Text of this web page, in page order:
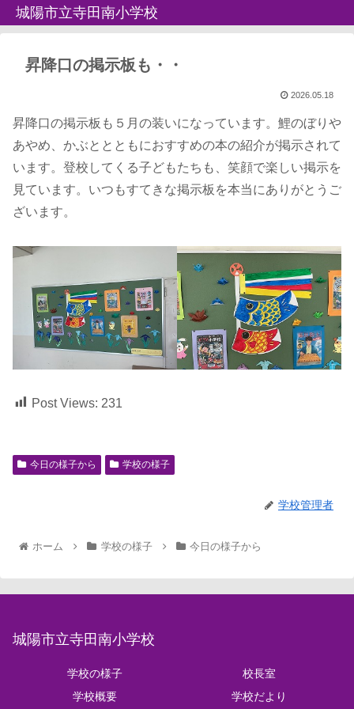
城陽市立寺田南小学校
昇降口の掲示板も・・
2026.05.18
昇降口の掲示板も５月の装いになっています。鯉のぼりや
あやめ、かぶととともにおすすめの本の紹介が掲示されて
います。登校してくる子どもたちも、笑顔で楽しい掲示を
見ています。いつもすてきな掲示板を本当にありがとうご
ざいます。
Post Views: 231
今日の様子から 学校の様子
学校管理者
ホーム 学校の様子 今日の様子から
城陽市立寺田南小学校
学校の様子
校長室
学校概要
学校だより